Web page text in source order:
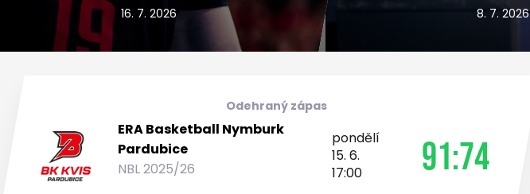
16. 7. 2026 8. 7. 2026
Odehraný zápas
ERA Basketball Nymburk
Pardubice
NBL 2025/26
pondělí
15. 6.
17:00
91:74